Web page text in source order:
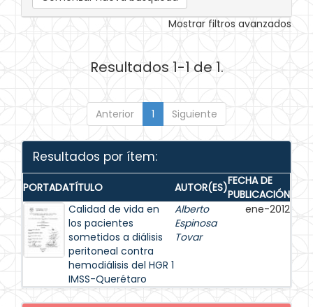
Mostrar filtros avanzados
Resultados 1-1 de 1.
Anterior 1 Siguiente
Resultados por ítem:
PORTADATÍTULO AUTOR(ES)FECHA DE
PUBLICACIÓN
Calidad de vida en
los pacientes
sometidos a diálisis
peritoneal contra
hemodiálisis del HGR 1
IMSS-Querétaro
Alberto
Espinosa
Tovar
ene-2012